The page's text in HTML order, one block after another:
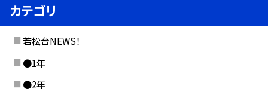
カテゴリ
若松台NEWS！
●1年
●2年